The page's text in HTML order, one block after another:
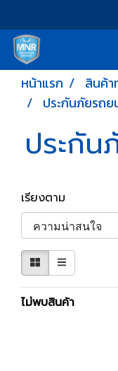
หน้าแรก สินค้
ประกันภัยรถ
ประกั
เรียงตาม
ไม่พบสินค้า